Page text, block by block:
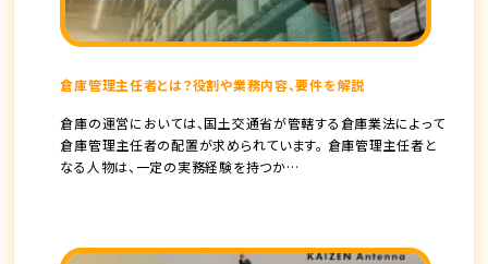
倉庫管理主任者とは？役割や業務内容、要件を解説
倉庫の運営においては、国土交通省が管轄する倉庫業法によって
倉庫管理主任者の配置が求められています。 倉庫管理主任者と
なる人物は、一定の実務経験を持つか…